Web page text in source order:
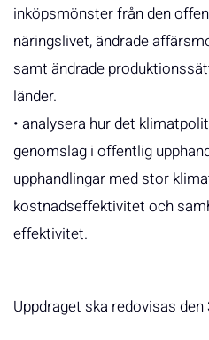
inköpsmönster från den
näringslivet, ändrade
samt ändrade
länder.
• analysera hur det
genomslag i offentlig
upphandlingar med stor
kostnadseffektivitet och
effektivitet.
Uppdraget ska redovisas den